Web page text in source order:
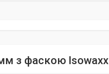
з фаскою Isowaxx